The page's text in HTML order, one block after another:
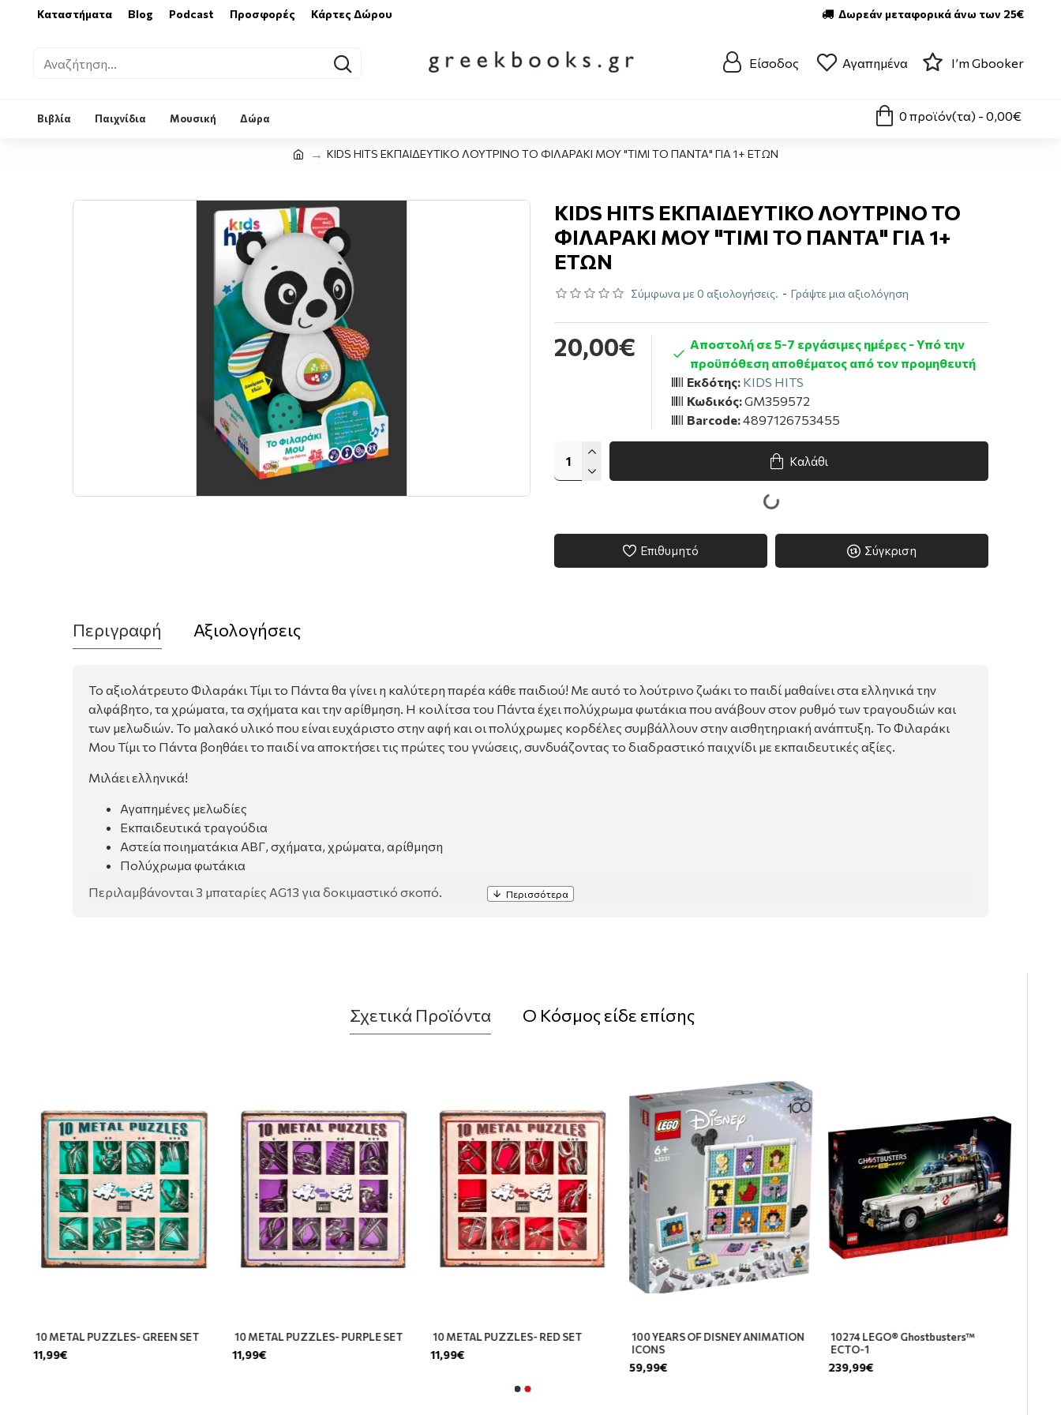
Καταστήματα Blog Podcast Προσφορές Κάρτες Δώρου Δωρεάν μεταφορικά άνω των 25€
Είσοδος Αγαπημένα I’m Gbooker
Βιβλία Παιχνίδια Μουσική Δώρα 0 προϊόν(τα) - 0,00€
KIDS HITS ΕΚΠΑΙΔΕΥΤΙΚΟ ΛΟΥΤΡΙΝΟ ΤΟ ΦΙΛΑΡΑΚΙ ΜΟΥ "ΤΙΜΙ ΤΟ ΠΑΝΤΑ" ΓΙΑ 1+ ΕΤΩΝ
KIDS HITS ΕΚΠΑΙΔΕΥΤΙΚΟ ΛΟΥΤΡΙΝΟ ΤΟ
ΦΙΛΑΡΑΚΙ ΜΟΥ "ΤΙΜΙ ΤΟ ΠΑΝΤΑ" ΓΙΑ 1+
ΕΤΩΝ
Σύμφωνα με 0 αξιολογήσεις. - Γράψτε μια αξιολόγηση
20,00€
Αποστολή σε 5-7 εργάσιμες ημέρες - Υπό την
προϋπόθεση αποθέματος από τον προμηθευτή
Εκδότης: KIDS HITS
Κωδικός:GM359572
Barcode:4897126753455
Καλάθι
Επιθυμητό Σύγκριση
Περιγραφή Αξιολογήσεις
Το αξιολάτρευτο Φιλαράκι Τίμι το Πάντα θα γίνει η καλύτερη παρέα κάθε παιδιού! Με αυτό το λούτρινο ζωάκι το παιδί μαθαίνει στα ελληνικά την
αλφάβητο, τα χρώματα, τα σχήματα και την αρίθμηση. Η κοιλίτσα του Πάντα έχει πολύχρωμα φωτάκια που ανάβουν στον ρυθμό των τραγουδιών και
των μελωδιών. Το μαλακό υλικό που είναι ευχάριστο στην αφή και οι πολύχρωμες κορδέλες συμβάλλουν στην αισθητηριακή ανάπτυξη. To Φιλαράκι
Μου Τίμι το Πάντα βοηθάει το παιδί να αποκτήσει τις πρώτες του γνώσεις, συνδυάζοντας το διαδραστικό παιχνίδι με εκπαιδευτικές αξίες.
Μιλάει ελληνικά!
Αγαπημένες μελωδίες
Εκπαιδευτικά τραγούδια
Αστεία ποιηματάκια ΑΒΓ, σχήματα, χρώματα, αρίθμηση
Πολύχρωμα φωτάκια
Περιλαμβάνονται 3 μπαταρίες AG13 για δοκιμαστικό σκοπό.
Σχετικά Προϊόντα Ο Κόσμος είδε επίσης
BLUE SET 10 METAL PUZZLES- GREEN SET 10 METAL PUZZLES- PURPLE SET 10 METAL PUZZLES- RED SET
100 YEARS OF DISNEY ANIMATION
10274 LEGO®